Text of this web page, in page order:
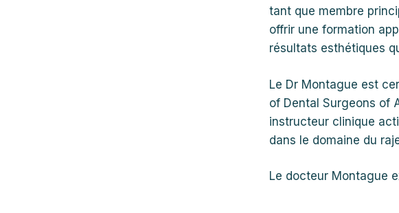
tant que membre
offrir une formation
résultats esthétiques
Le Dr Montague est
of Dental Surgeons of
instructeur clinique
dans le domaine du
Le docteur Montague